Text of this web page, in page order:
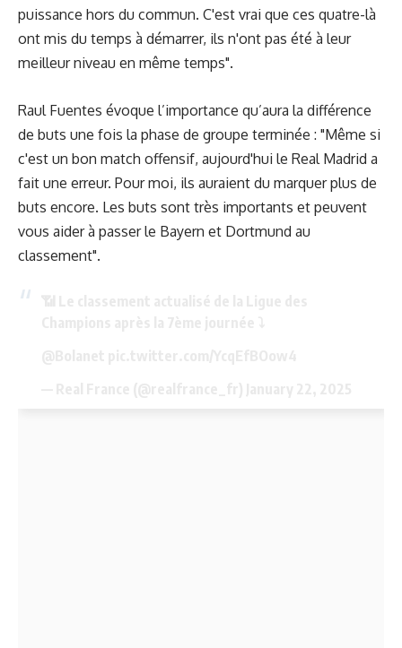
puissance hors du commun. C'est vrai que ces quatre-là
ont mis du temps à démarrer, ils n'ont pas été à leur
meilleur niveau en même temps".
Raul Fuentes évoque l’importance qu’aura la différence
de buts une fois la phase de groupe terminée : "Même si
c'est un bon match offensif, aujourd'hui le Real Madrid a
fait une erreur. Pour moi, ils auraient du marquer plus de
buts encore. Les buts sont très importants et peuvent
vous aider à passer le Bayern et Dortmund au
classement".